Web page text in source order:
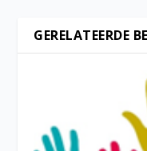
GERELATEERDE